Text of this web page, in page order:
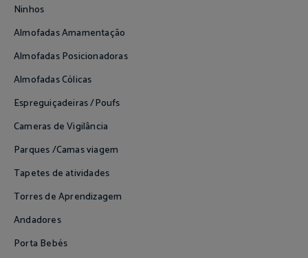
Ninhos
Almofadas Amamentação
Almofadas Posicionadoras
Almofadas Cólicas
Espreguiçadeiras /Poufs
Cameras de Vigilância
Parques /Camas viagem
Tapetes de atividades
Torres de Aprendizagem
Andadores
Porta Bebés